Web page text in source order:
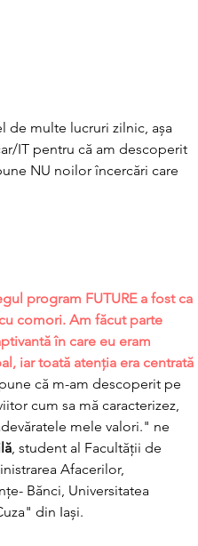
de multe lucruri zilnic, așa
IT pentru că am descoperit
NU noilor încercări care
program FUTURE a fost ca
comori. Am făcut parte
în care eu eram
iar toată atenția era centrată
că m-am descoperit pe
cum sa mă caracterizez,
mele valori." ne
, student al Facultății de
Afacerilor,
Bănci, Universitatea
din Iași.